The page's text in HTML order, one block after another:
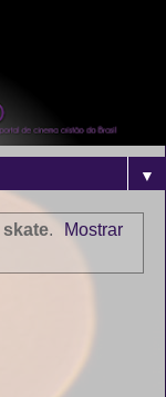
▼
skate.
Mostrar